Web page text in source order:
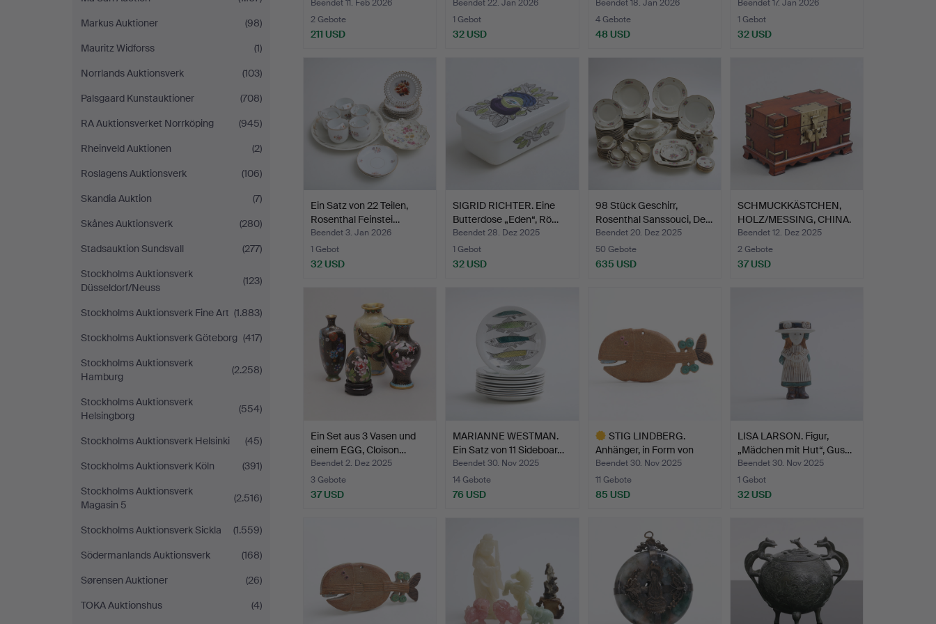
Markus Auktioner
(98)
Mauritz Widforss
(1)
Norrlands Auktionsverk
(103)
Palsgaard Kunstauktioner
(708)
RA Auktionsverket Norrköping
(945)
Rheinveld Auktionen
(2)
Roslagens Auktionsverk
(106)
Skandia Auktion
(7)
Skånes Auktionsverk
(280)
Stadsauktion Sundsvall
(277)
Stockholms Auktionsverk
Düsseldorf/Neuss
(123)
Stockholms Auktionsverk Fine Art (1.883)
Stockholms Auktionsverk Göteborg (417)
Stockholms Auktionsverk
Hamburg
(2.258)
Stockholms Auktionsverk
Helsingborg
(554)
Stockholms Auktionsverk Helsinki
(45)
Stockholms Auktionsverk Köln
(391)
Stockholms Auktionsverk
Magasin 5
(2.516)
Stockholms Auktionsverk Sickla
(1.559)
Södermanlands Auktionsverk
(168)
Sørensen Auktioner
(26)
TOKA Auktionshus
(4)
Beendet 11. Feb 2026
2 Gebote
211 USD
Beendet 22. Jan 2026
1 Gebot
32 USD
Beendet 18. Jan 2026
4 Gebote
48 USD
Beendet 17. Jan 2026
1 Gebot
32 USD
Ein Satz von 22 Teilen,
Rosenthal Feinstei…
Beendet 3. Jan 2026
1 Gebot
32 USD
SIGRID RICHTER. Eine
Butterdose „Eden“, Rö…
Beendet 28. Dez 2025
1 Gebot
32 USD
98 Stück Geschirr,
Rosenthal Sanssouci, De…
Beendet 20. Dez 2025
50 Gebote
635 USD
SCHMUCKKÄSTCHEN,
HOLZ/MESSING, CHINA.
Beendet 12. Dez 2025
2 Gebote
37 USD
Ein Set aus 3 Vasen und
einem EGG, Cloison…
Beendet 2. Dez 2025
3 Gebote
37 USD
MARIANNE WESTMAN.
Ein Satz von 11 Sideboar…
Beendet 30. Nov 2025
14 Gebote
76 USD
STIG LINDBERG.
Anhänger, in Form von
Fisch…
Beendet 30. Nov 2025
11 Gebote
85 USD
LISA LARSON. Figur,
„Mädchen mit Hut“, Gus…
Beendet 30. Nov 2025
1 Gebot
32 USD